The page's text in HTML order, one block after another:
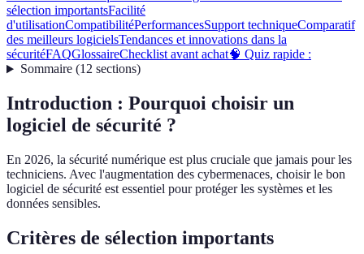
sélection importantsFacilité
d'utilisationCompatibilitéPerformancesSupport techniqueComparatif
des meilleurs logicielsTendances et innovations dans la
sécuritéFAQGlossaireChecklist avant achat🧠 Quiz rapide :
Sommaire(12 sections)
Introduction : Pourquoi choisir un
logiciel de sécurité ?
En 2026, la sécurité numérique est plus cruciale que jamais pour les
techniciens. Avec l'augmentation des cybermenaces, choisir le bon
logiciel de sécurité est essentiel pour protéger les systèmes et les
données sensibles.
Critères de sélection importants